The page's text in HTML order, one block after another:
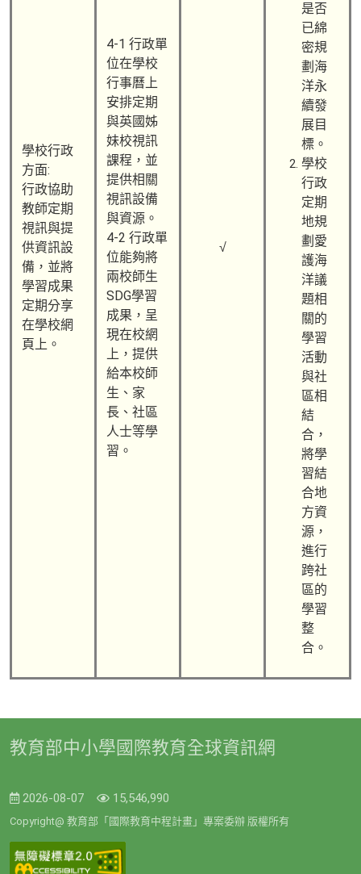
學校行政
方面:
行政協助
教師定期
視訊與提
供資訊設
備，並將
學習成果
定期分享
在學校網
頁上。
4-1 行政單
位在學校
行事曆上
安排定期
與英國姊
妹校視訊
課程，並
提供相關
視訊設備
與資源。
4-2 行政單
位能夠將
兩校師生
SDG學習
成果，呈
現在校網
上，提供
給本校師
生、家
長、社區
人士等學
習。
√
是否
已綿
密規
劃海
洋永
續發
展目
標。
學校
行政
定期
地規
劃愛
護海
洋議
題相
關的
學習
活動
與社
區相
結
合，
將學
習結
合地
方資
源，
進行
跨社
區的
學習
整
合。
教育部中小學國際教育全球資訊網
2026-08-07 15,546,990
Copyright@ 教育部「國際教育中程計畫」專案委辦 版權所有